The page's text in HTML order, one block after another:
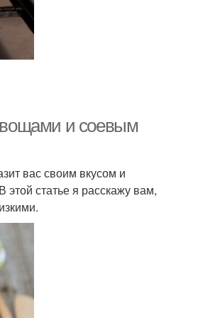
и соевым
вас своим вкусом и
статье я расскажу вам,